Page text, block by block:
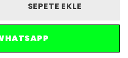
SEPETE EKLE